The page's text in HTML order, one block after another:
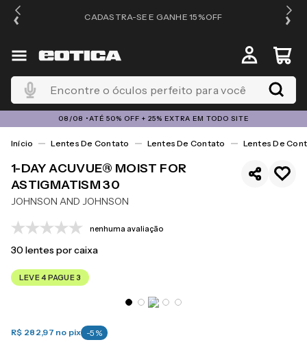
CADASTRA-SE E GANHE 15%OFF
Encontre o óculos perfeito para você
08/08 •ATÉ 50% OFF + 25% EXTRA EM TODO SITE
Lentes De Contato Lentes De Contato Lentes De
1-DAY ACUVUE® MOIST FOR
ASTIGMATISM 30
JOHNSON AND JOHNSON
nenhuma avaliação
30lentes por caixa
LEVE 4 PAGUE 3
R$ 282,97 no pix -5 %